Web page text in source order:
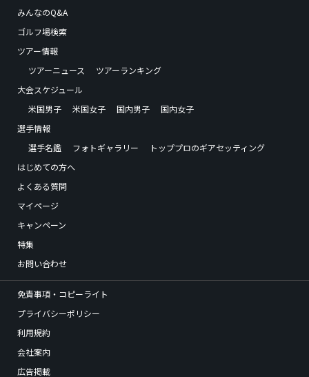
みんなのQ&A
ゴルフ場検索
ツアー情報
ツアーニュース
ツアーランキング
大会スケジュール
米国男子
米国女子 国内男子
国内女子
選手情報
選手名鑑
フォトギャラリー
トッププロのギアセッティング
はじめての方へ
よくある質問
マイページ
キャンペーン
特集
お問い合わせ
免責事項・コピーライト
プライバシーポリシー
利用規約
会社案内
広告掲載